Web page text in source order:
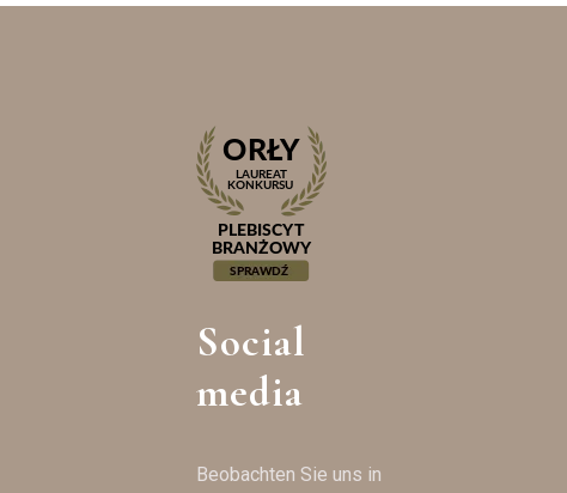
Social
media
Beobachten Sie uns in